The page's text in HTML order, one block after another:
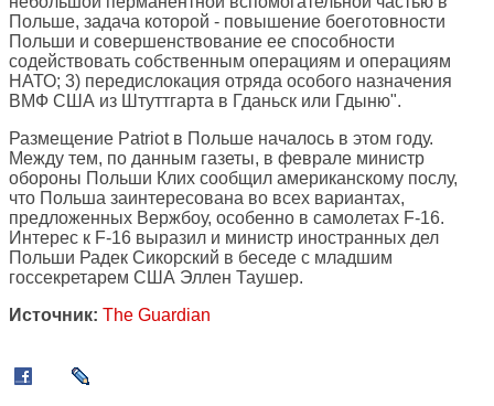
Польше, задача которой - повышение боеготовности
Польши и совершенствование ее способности
содействовать собственным операциям и операциям
НАТО; 3) передислокация отряда особого назначения
ВМФ США из Штуттгарта в Гданьск или Гдыню".
Размещение Patriot в Польше началось в этом году.
Между тем, по данным газеты, в феврале министр
обороны Польши Клих сообщил американскому послу,
что Польша заинтересована во всех вариантах,
предложенных Вержбоу, особенно в самолетах F-16.
Интерес к F-16 выразил и министр иностранных дел
Польши Радек Сикорский в беседе с младшим
госсекретарем США Эллен Таушер.
Источник: The Guardian